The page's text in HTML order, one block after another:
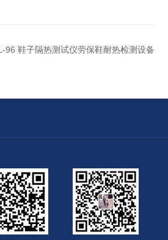
96 鞋子隔热测试仪劳保鞋耐热检测设备